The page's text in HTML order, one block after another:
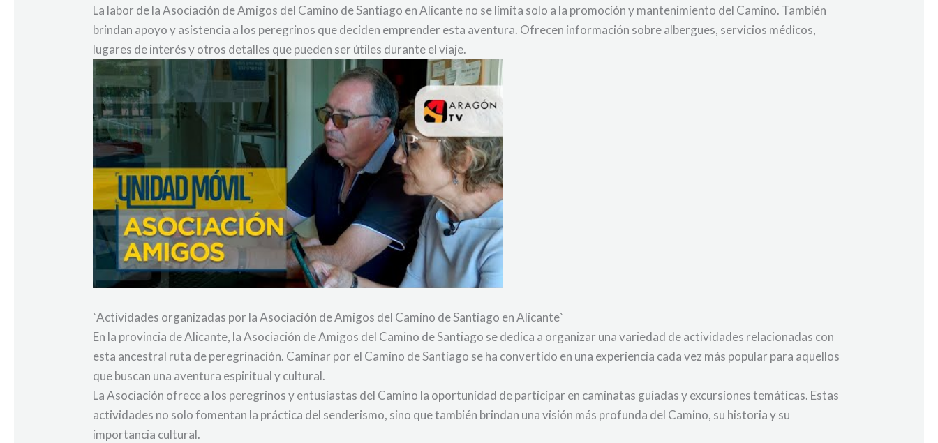
La labor de la Asociación de Amigos del Camino de Santiago en Alicante no se limita solo a la promoción y mantenimiento del Camino. También
brindan apoyo y asistencia a los peregrinos que deciden emprender esta aventura. Ofrecen información sobre albergues, servicios médicos,
lugares de interés y otros detalles que pueden ser útiles durante el viaje.
`Actividades organizadas por la Asociación de Amigos del Camino de Santiago en Alicante`
En la provincia de Alicante, la Asociación de Amigos del Camino de Santiago se dedica a organizar una variedad de actividades relacionadas con
esta ancestral ruta de peregrinación. Caminar por el Camino de Santiago se ha convertido en una experiencia cada vez más popular para aquellos
que buscan una aventura espiritual y cultural.
La Asociación ofrece a los peregrinos y entusiastas del Camino la oportunidad de participar en caminatas guiadas y excursiones temáticas. Estas
actividades no solo fomentan la práctica del senderismo, sino que también brindan una visión más profunda del Camino, su historia y su
importancia cultural.